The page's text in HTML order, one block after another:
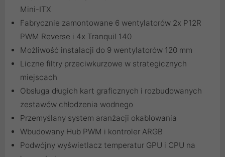
Mini-ITX
Fabrycznie zamontowane 6 wentylatorów 2x P12R
PWM Reverse i 4x Tranquil 140
Możliwość instalacji do 9 wentylatorów 120 mm
Liczne filtry przeciwkurzowe w strategicznych
miejscach
Obsługa długich kart graficznych i rozbudowanych
zestawów chłodzenia wodnego
Przemyślany system aranżacji okablowania
Wbudowany Hub PWM i kontroler ARGB
Podwójny wyświetlacz temperatur GPU i CPU na